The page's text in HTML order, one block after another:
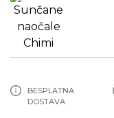
BESPLATNA
DOSTAVA